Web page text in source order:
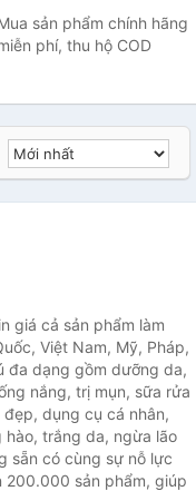
Waterproof
Mascara
The Face
sản phẩm chính hãng
phí, thu hộ COD
giá cả sản phẩm làm
Việt Nam, Mỹ, Pháp,
đa dạng gồm dưỡng da,
nắng, trị mụn, sữa rửa
dụng cụ cá nhân,
hào, trắng da, ngừa lão
sẵn có cùng sự nỗ lực
sản phẩm, giúp